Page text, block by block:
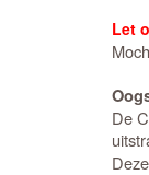
Let
De